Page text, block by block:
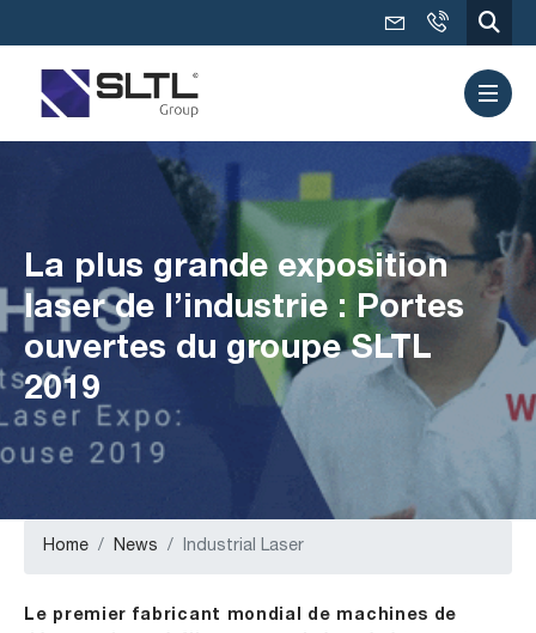
La plus grande exposition
laser de l’industrie : Portes
ouvertes du groupe SLTL
2019
Home News Industrial Laser
Le premier fabricant mondial de machines de